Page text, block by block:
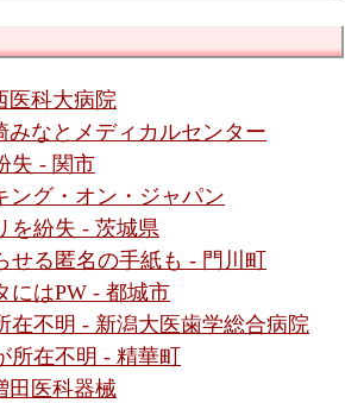
医科大病院
みなとメディカルセンター
失 - 関市
ング・オン・ジャパン
を紛失 - 茨城県
る匿名の手紙も - 門川町
にはPW - 都城市
在不明 - 新潟大医歯学総合病院
在不明 - 精華町
田医科器械